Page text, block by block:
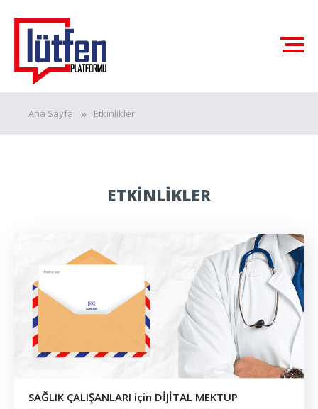
Ana Sayfa Etkinlikler
ETKİNLİKLER
SAĞLIK ÇALIŞANLARI için DİJİTAL MEKTUP